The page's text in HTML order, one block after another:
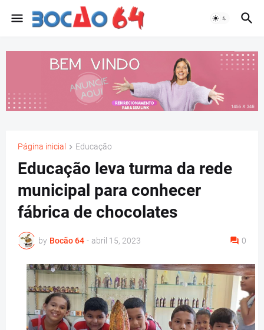
Página inicial Educação
Educação leva turma da rede
municipal para conhecer
fábrica de chocolates
by Bocão 64 - abril 15, 2023 0